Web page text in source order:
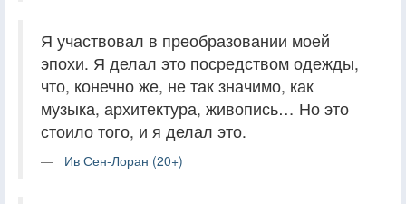
Я участвовал в преобразовании моей
эпохи. Я делал это посредством одежды,
что, конечно же, не так значимо, как
музыка, архитектура, живопись… Но это
стоило того, и я делал это.
Ив Сен-Лоран (20+)